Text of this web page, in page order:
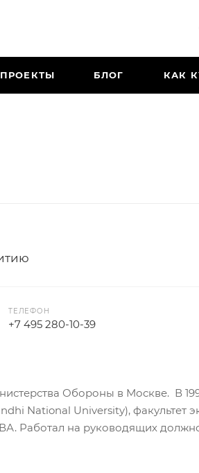
ПРОЕКТЫ БЛОГ КАК
ТЕЛЕФОН
+7 495 280-10-39
Обороны в Москве. В
National University), факультет
Работал на руководящих